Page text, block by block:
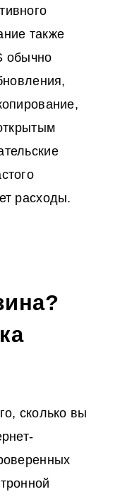
также
обычно
расходы.
сколько вы